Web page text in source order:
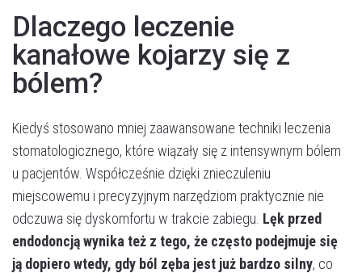
Dlaczego leczenie
kanałowe kojarzy się z
bólem?
Kiedyś stosowano mniej zaawansowane techniki leczenia
stomatologicznego, które wiązały się z intensywnym bólem
u pacjentów. Współcześnie dzięki znieczuleniu
miejscowemu i precyzyjnym narzędziom praktycznie nie
odczuwa się dyskomfortu w trakcie zabiegu. Lęk przed
endodoncją wynika też z tego, że często podejmuje się
ją dopiero wtedy, gdy ból zęba jest już bardzo silny, co